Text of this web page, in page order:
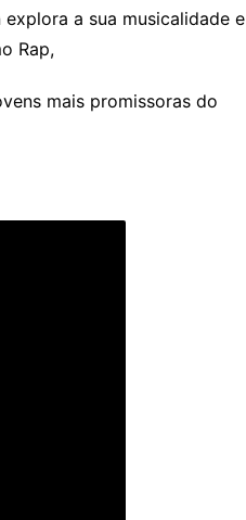
a sua musicalidade e
Rap,
mais promissoras do